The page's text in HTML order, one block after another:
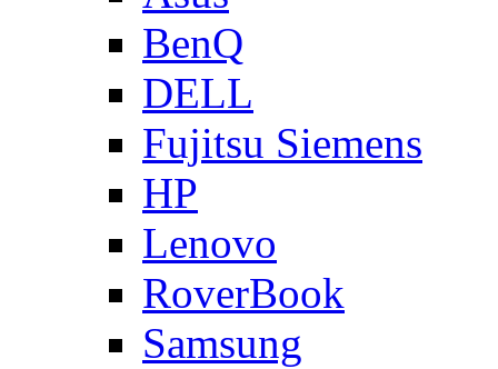
BenQ
DELL
Fujitsu Siemens
HP
Lenovo
RoverBook
Samsung